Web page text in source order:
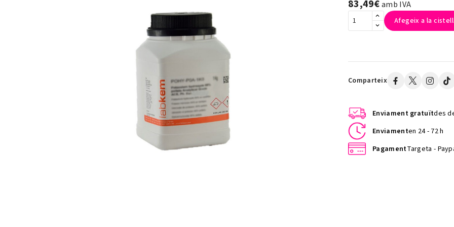
83,49€amb IVA
Afegeix a la
Comparteix
Enviament gratuïtdes
Enviamenten 24 - 72 h
PagamentTargeta -